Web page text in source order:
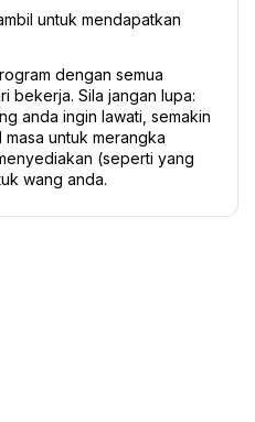
untuk mendapatkan
dengan semua
bekerja. Sila jangan lupa:
anda ingin lawati, semakin
masa untuk merangka
(seperti yang
wang anda.